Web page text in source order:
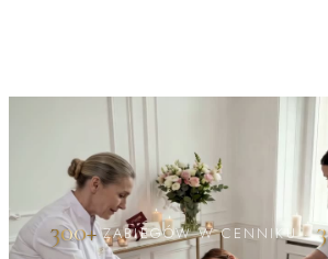
300+ ZABIEGÓW W CENNIKU·3